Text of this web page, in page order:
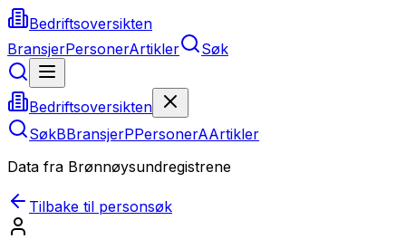
Bedriftsoversikten
BransjerPersonerArtikler Søk
Bedriftsoversikten
SøkBBransjerPPersonerAArtikler
Data fra Brønnøysundregistrene
Tilbake til personsøk